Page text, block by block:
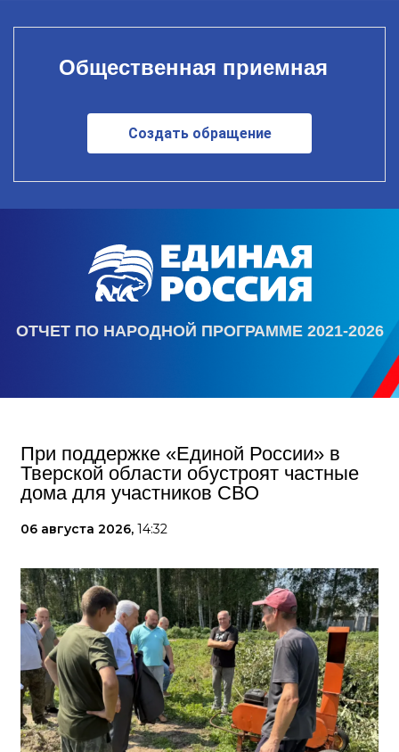
Общественная приемная
Создать обращение
ОТЧЕТ ПО НАРОДНОЙ ПРОГРАММЕ 2021-2026
При поддержке «Единой России» в
Тверской области обустроят частные
дома для участников СВО
06 августа 2026, 14:32